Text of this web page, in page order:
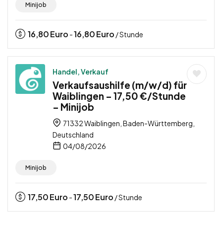
Minijob
16,80Euro -16,80Euro / Stunde
Handel, Verkauf
Verkaufsaushilfe (m/w/d) für
Waiblingen – 17,50 €/Stunde
– Minijob
71332 Waiblingen, Baden-Württemberg,
Deutschland
04/08/2026
Minijob
17,50Euro -17,50Euro / Stunde